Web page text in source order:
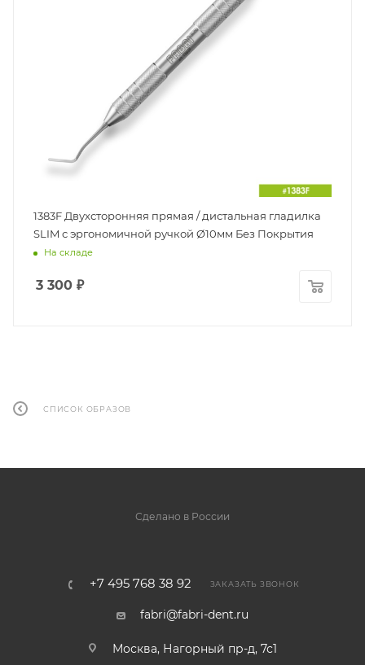
1383F Двухсторонняя прямая / дистальная гладилка
SLIM с эргономичной ручкой Ø10мм Без Покрытия
На складе
3 300 ₽
СПИСОК ОБРАЗОВ
Сделано в России
+7 495 768 38 92 ЗАКАЗАТЬ ЗВОНОК
fabri@fabri-dent.ru
Москва, Нагорный пр-д, 7с1